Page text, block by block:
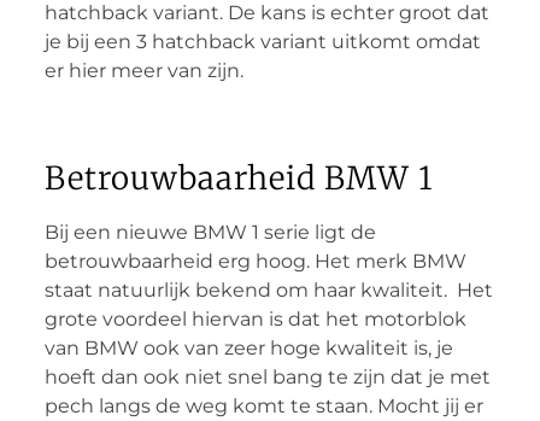
hatchback variant. De kans is echter groot dat
je bij een 3 hatchback variant uitkomt omdat
er hier meer van zijn.
Betrouwbaarheid BMW 1
Bij een nieuwe BMW 1 serie ligt de
betrouwbaarheid erg hoog. Het merk BMW
staat natuurlijk bekend om haar kwaliteit. Het
grote voordeel hiervan is dat het motorblok
van BMW ook van zeer hoge kwaliteit is, je
hoeft dan ook niet snel bang te zijn dat je met
pech langs de weg komt te staan. Mocht jij er